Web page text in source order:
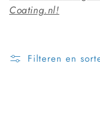
Coating.nl!
Filteren en